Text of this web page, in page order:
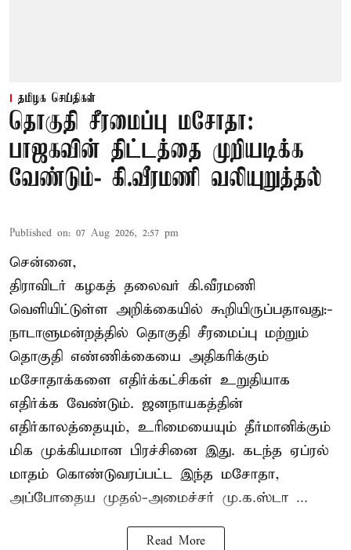
தமிழக செய்திகள்
தொகுதி சீரமைப்பு மசோதா:
பாஜகவின் திட்டத்தை முறியடிக்க
வேண்டும்- கி.வீரமணி வலியுறுத்தல்
Published on: 07 Aug 2026, 2:57 pm
சென்னை,
திராவிடர் கழகத் தலைவர் கி.வீரமணி
வெளியிட்டுள்ள அறிக்கையில் கூறியிருப்பதாவது:-
நாடாளுமன்றத்தில் தொகுதி சீரமைப்பு மற்றும்
தொகுதி எண்ணிக்கையை அதிகரிக்கும்
மசோதாக்களை எதிர்க்கட்சிகள் உறுதியாக
எதிர்க்க வேண்டும். ஜனநாயகத்தின்
எதிர்காலத்தையும், உரிமையையும் தீர்மானிக்கும்
மிக முக்கியமான பிரச்சினை இது. கடந்த ஏப்ரல்
மாதம் கொண்டுவரப்பட்ட இந்த மசோதா,
அப்போதைய முதல்-அமைச்சர் மு.க.ஸ்டா ...
Read More